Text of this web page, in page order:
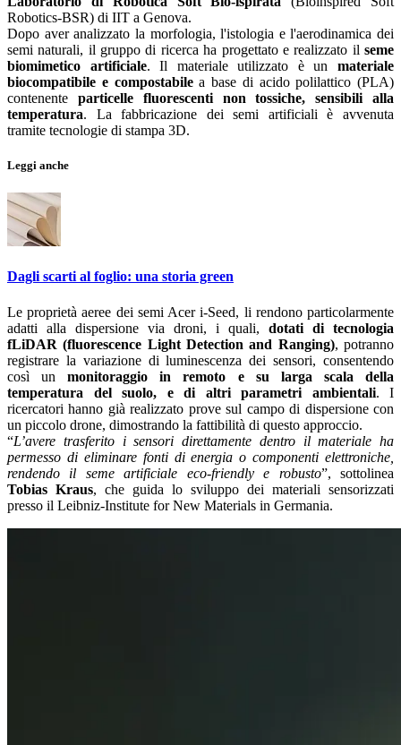
Robotics-BSR) di IIT a Genova.
Dopo aver analizzato la morfologia, l'istologia e l'aerodinamica dei
semi naturali, il gruppo di ricerca ha progettato e realizzato il seme
biomimetico artificiale. Il materiale utilizzato è unmateriale
biocompatibile e compostabilea base di acido polilattico (PLA)
contenente particelle fluorescenti non tossiche, sensibili alla
temperatura. La fabbricazione dei semi artificiali è avvenuta
tramite tecnologie di stampa 3D.
Leggi anche
Dagli scarti al foglio: una storia green
Le proprietà aeree dei semi Acer i-Seed, li rendono particolarmente
adatti alla dispersione via droni, i quali, dotati di tecnologia
fLiDAR (fluorescence Light Detection and Ranging), potranno
registrare la variazione di luminescenza dei sensori, consentendo
così unmonitoraggio in remoto e su larga scala della
temperatura del suolo, e di altri parametri ambientali. I
ricercatori hanno già realizzato prove sul campo di dispersione con
un piccolo drone, dimostrando la fattibilità di questo approccio.
“L’avere trasferito i sensori direttamente dentro il materiale ha
permesso di eliminare fonti di energia o componenti elettroniche,
rendendo il seme artificiale eco-friendly e robusto”, sottolinea
Tobias Kraus, che guida lo sviluppo dei materiali sensorizzati
presso il Leibniz-Institute for New Materials in Germania.